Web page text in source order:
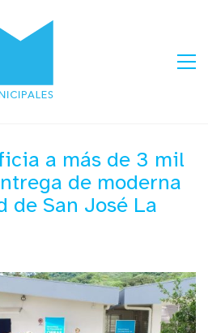
a más de 3 mil
de moderna
de San José La